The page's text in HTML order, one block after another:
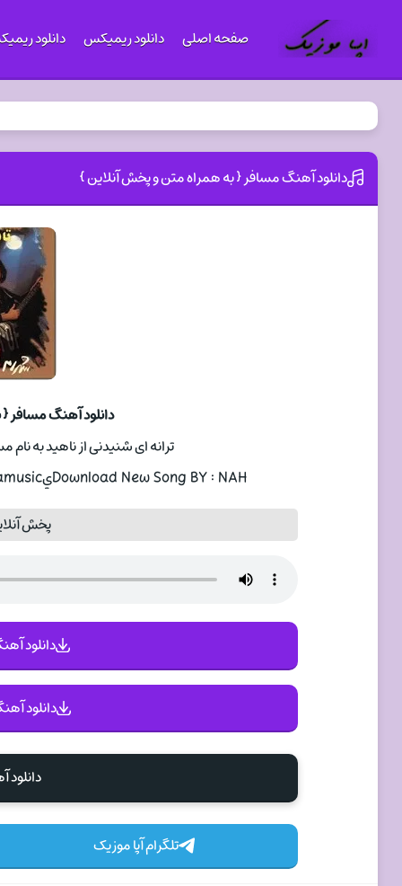
صفحه اصلی دانلود ریمیکس دانلود
دانلود آهنگ مسافر { به همراه متن و پخش آنلاین }
دانلود آهنگ مسافر
ترانه ای شنیدنی از ناهيد به نام مسافر با دو
Download New Song BY : NAHيD | MSAFR With Text And Direct Links In Apamusic
پخش
دانلود
دانلود
تلگرام آپا موزیک